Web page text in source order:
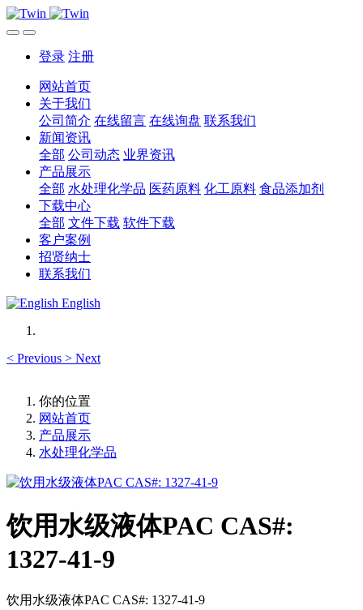
登录 注册
网站首页
关于我们
公司简介 在线留言 在线询盘 联系我们
新闻资讯
全部 公司动态 业界资讯
产品展示
全部 水处理化学品 医药原料 化工原料 食品添加剂
下载中心
全部 文件下载 软件下载
客户案例
招贤纳士
联系我们
English
< Previous > Next
你的位置
网站首页
产品展示
水处理化学品
饮用水级液体PAC CAS#:
1327-41-9
饮用水级液体PAC CAS#: 1327-41-9